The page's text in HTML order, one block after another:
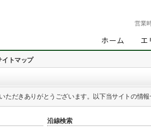
営業
イトマップ
ただきありがとうございます。以下当サイトの情報
沿線検索